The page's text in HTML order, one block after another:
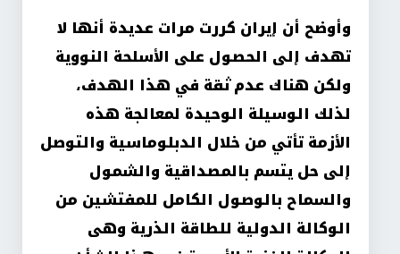
وأوضح أن إيران كررت مرات عديدة أنها لا
تهدف إلى الحصول على الأسلحة النووية
ولكن هناك عدم ثقة في هذا الهدف،
لذلك الوسيلة الوحيدة لمعالجة هذه
الأزمة تأتي من خلال الدبلوماسية والتوصل
إلى حل يتسم بالمصداقية والشمول
والسماح بالوصول الكامل للمفتشين من
الوكالة الدولية للطاقة الذرية وهى